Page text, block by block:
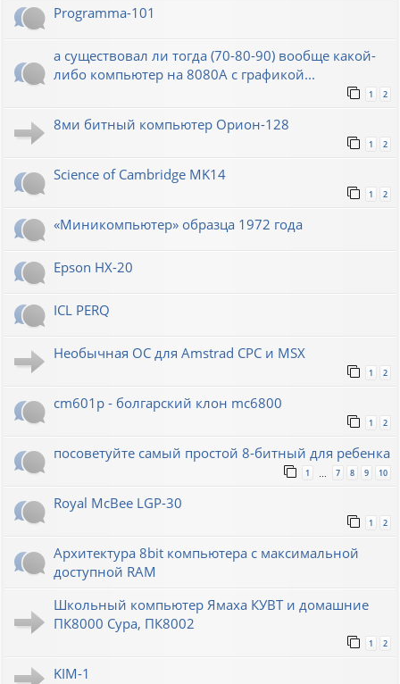
Programma-101
а существовал ли тогда (70-80-90) вообще какой-
либо компьютер на 8080А с графикой...
1 2
8ми битный компьютер Орион-128
1 2
Science of Cambridge MK14
1 2
«Миникомпьютер» образца 1972 года
Epson HX-20
ICL PERQ
Необычная ОС для Amstrad CPC и MSX
1 2
cm601p - болгарский клон mc6800
1 2
посоветуйте самый простой 8-битный для ребенка
1 … 7 8 9 10
Royal McBee LGP-30
1 2
Архитектура 8bit компьютера с максимальной
доступной RAM
Школьный компьютер Ямаха КУВТ и домашние
ПК8000 Сура, ПК8002
1 2
KIM-1